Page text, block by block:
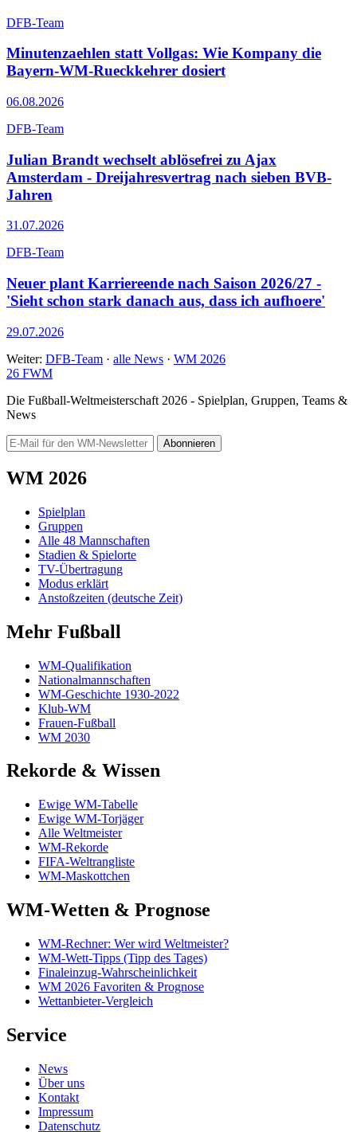
DFB-Team
Minutenzaehlen statt Vollgas: Wie Kompany die
Bayern-WM-Rueckkehrer dosiert
06.08.2026
DFB-Team
Julian Brandt wechselt ablösefrei zu Ajax
Amsterdam - Dreijahresvertrag nach sieben BVB-
Jahren
31.07.2026
DFB-Team
Neuer plant Karriereende nach Saison 2026/27 -
'Sieht schon stark danach aus, dass ich aufhoere'
29.07.2026
Weiter: DFB-Team · alle News · WM 2026
26 FWM
Die Fußball-Weltmeisterschaft 2026 - Spielplan, Gruppen, Teams &
News
Abonnieren
WM 2026
Spielplan
Gruppen
Alle 48 Mannschaften
Stadien & Spielorte
TV-Übertragung
Modus erklärt
Anstoßzeiten (deutsche Zeit)
Mehr Fußball
WM-Qualifikation
Nationalmannschaften
WM-Geschichte 1930-2022
Klub-WM
Frauen-Fußball
WM 2030
Rekorde & Wissen
Ewige WM-Tabelle
Ewige WM-Torjäger
Alle Weltmeister
WM-Rekorde
FIFA-Weltrangliste
WM-Maskottchen
WM-Wetten & Prognose
WM-Rechner: Wer wird Weltmeister?
WM-Wett-Tipps (Tipp des Tages)
Finaleinzug-Wahrscheinlichkeit
WM 2026 Favoriten & Prognose
Wettanbieter-Vergleich
Service
News
Über uns
Kontakt
Impressum
Datenschutz